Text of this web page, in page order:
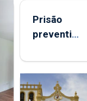
Prisão
preventiva
suspeito
de coação
e